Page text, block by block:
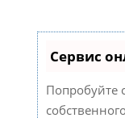
Сервис
Попробуйте